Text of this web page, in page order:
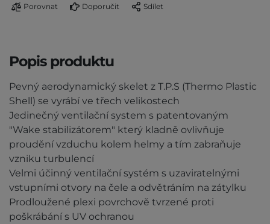
Porovnat Doporučit Sdílet
Popis produktu
Pevný aerodynamický skelet z T.P.S (Thermo Plastic
Shell) se vyrábí ve třech velikostech
Jedinečný ventilační system s patentovaným
"Wake stabilizátorem" který kladně ovlivňuje
proudění vzduchu kolem helmy a tím zabraňuje
vzniku turbulencí
Velmi účinný ventilační systém s uzaviratelnými
vstupními otvory na čele a odvětráním na zátylku
Prodloužené plexi povrchově tvrzené proti
poškrábání s UV ochranou